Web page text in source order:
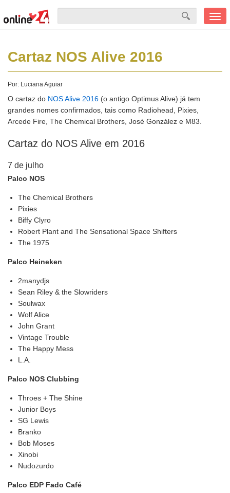
Cartaz NOS Alive 2016
Por: Luciana Aguiar
O cartaz do NOS Alive 2016 (o antigo Optimus Alive) já tem
grandes nomes confirmados, tais como Radiohead, Pixies,
Arcede Fire, The Chemical Brothers, José González e M83.
Cartaz do NOS Alive em 2016
7 de julho
Palco NOS
The Chemical Brothers
Pixies
Biffy Clyro
Robert Plant and The Sensational Space Shifters
The 1975
Palco Heineken
2manydjs
Sean Riley & the Slowriders
Soulwax
Wolf Alice
John Grant
Vintage Trouble
The Happy Mess
L.A.
Palco NOS Clubbing
Throes + The Shine
Junior Boys
SG Lewis
Branko
Bob Moses
Xinobi
Nudozurdo
Palco EDP Fado Café